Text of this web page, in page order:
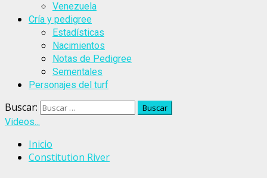
Venezuela
Cría y pedigree
Estadísticas
Nacimientos
Notas de Pedigree
Sementales
Personajes del turf
Buscar:
Videos...
Inicio
Constitution River